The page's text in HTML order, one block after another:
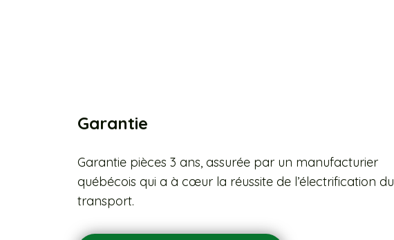
Garantie
Garantie pièces 3 ans, assurée par un manufacturier
québécois qui a à cœur la réussite de l’électrification du
transport.